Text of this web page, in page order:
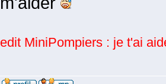
edit MiniPompiers : je t'ai